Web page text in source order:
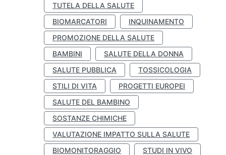
TUTELA DELLA SALUTE
BIOMARCATORI
INQUINAMENTO
PROMOZIONE DELLA SALUTE
BAMBINI
SALUTE DELLA DONNA
SALUTE PUBBLICA
TOSSICOLOGIA
STILI DI VITA
PROGETTI EUROPEI
SALUTE DEL BAMBINO
SOSTANZE CHIMICHE
VALUTAZIONE IMPATTO SULLA SALUTE
BIOMONITORAGGIO
STUDI IN VIVO